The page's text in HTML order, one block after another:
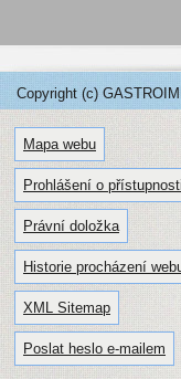
Copyright (c)
Mapa webu
Prohlášení o přístupnosti
Právní doložka
Historie procházení
XML Sitemap
Poslat heslo e-mailem